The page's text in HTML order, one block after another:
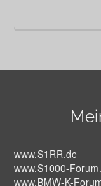
www.S1RR.de
www.S1000-
www.BMW-K-